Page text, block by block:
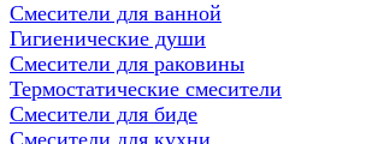
Смесители для ванной
Гигиенические души
Смесители для раковины
Термостатические смесители
Смесители для биде